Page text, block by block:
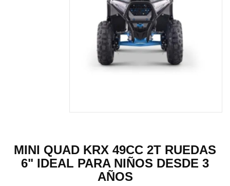
MINI QUAD KRX 49CC 2T RUEDAS
6" IDEAL PARA NIÑOS DESDE 3
AÑOS